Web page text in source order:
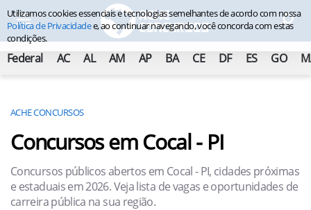
Federal AC AL AM AP BA CE DF ES GO
ACHE CONCURSOS
Concursos em Cocal - PI
Concursos públicos abertos em Cocal - PI, cidades próximas
e estaduais em 2026. Veja lista de vagas e oportunidades de
carreira pública na sua região.
Utilizamos cookies essenciais e tecnologias semelhantes de acordo com nossa
Política de Privacidadee, ao continuar navegando, você concorda com estas
condições.